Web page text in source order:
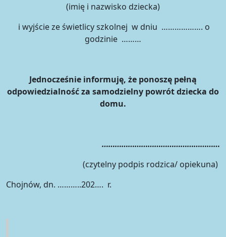
(imię i nazwisko dziecka)
i wyjście ze świetlicy szkolnej w dniu ………………. o
godzinie ………
Jednocześnie informuję, że ponoszę pełną
odpowiedzialność za samodzielny powrót dziecka do
domu.
………………………………………………
(czytelny podpis rodzica/ opiekuna)
Chojnów, dn. ………..202…. r.